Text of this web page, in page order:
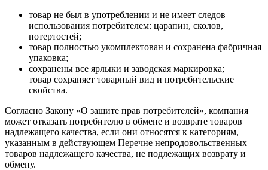
товар не был в употреблении и не имеет следов
использования потребителем: царапин, сколов,
потертостей;
товар полностью укомплектован и сохранена фабричная
упаковка;
сохранены все ярлыки и заводская маркировка;
товар сохраняет товарный вид и потребительские
свойства.
Согласно Закону «О защите прав потребителей», компания
может отказать потребителю в обмене и возврате товаров
надлежащего качества, если они относятся к категориям,
указанным в действующем Перечне непродовольственных
товаров надлежащего качества, не подлежащих возврату и
обмену.